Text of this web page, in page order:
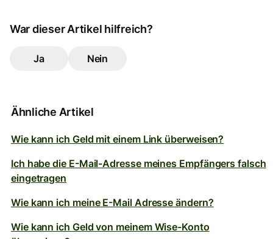
War dieser Artikel hilfreich?
Ja Nein
Ähnliche Artikel
Wie kann ich Geld mit einem Link überweisen?
Ich habe die E-Mail-Adresse meines Empfängers falsch
eingetragen
Wie kann ich meine E-Mail Adresse ändern?
Wie kann ich Geld von meinem Wise-Konto